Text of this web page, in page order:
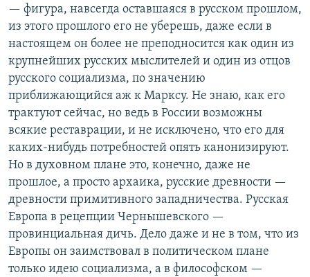
— фигура, навсегда оставшаяся в русском прошлом,
из этого прошлого его не уберешь, даже если в
настоящем он более не преподносится как один из
крупнейших русских мыслителей и один из отцов
русского социализма, по значению
приближающийся аж к Марксу. Не знаю, как его
трактуют сейчас, но ведь в России возможны
всякие реставрации, и не исключено, что его для
каких-нибудь потребностей опять канонизируют.
Но в духовном плане это, конечно, даже не
прошлое, а просто архаика, русские древности —
древности примитивного западничества. Русская
Европа в рецепции Чернышевского —
провинциальная дичь. Дело даже и не в том, что из
Европы он заимствовал в политическом плане
только идею социализма, а в философском —